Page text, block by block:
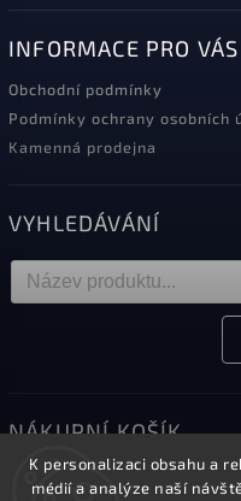
K personalizaci obsahu a
médií a analýze naší
INFORMACE PRO VÁS
Obchodní podmínky
Podmínky ochrany osobních
Kamenná prodejna
VYHLEDÁVÁNÍ
NÁKUPNÍ KOŠÍK
0